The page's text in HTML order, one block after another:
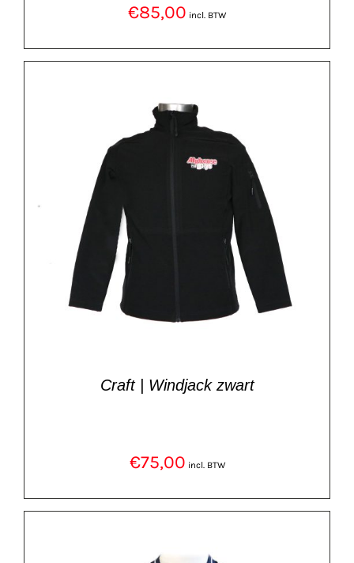
€85,00 incl. BTW
Craft | Windjack zwart
€75,00 incl. BTW